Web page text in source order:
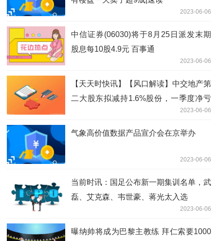
2023-06-06
中信证券(06030)将于8月25日派发末期
股息每10股4.9元 百事通
2023-06-06
【天天时快讯】【风口解读】中交地产第
二大股东拟减持1.6%股份，一季度净亏
2023-06-06
气象高价值数据产品宣介会在京举办
2023-06-06
当前时讯：国足公布新一期集训名单，武
磊、艾克森、韦世豪、蒋光太入选
2023-06-06
曝纳帅将成为巴黎主教练 拜仁索要1000